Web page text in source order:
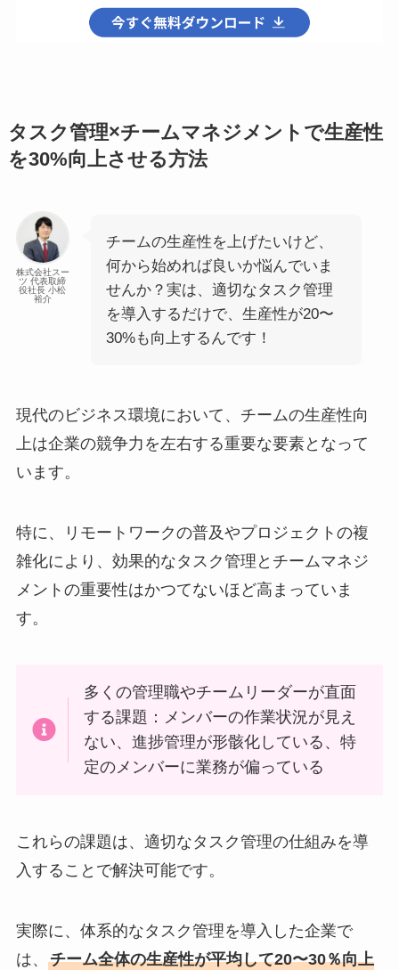
タスク管理×チームマネジメントで生産性
を30%向上させる方法
株式会社スー
ツ 代表取締
役社長 小松
裕介
チームの生産性を上げたいけど、
何から始めれば良いか悩んでいま
せんか？実は、適切なタスク管理
を導入するだけで、生産性が20〜
30%も向上するんです！
現代のビジネス環境において、チームの生産性向
上は企業の競争力を左右する重要な要素となって
います。
特に、リモートワークの普及やプロジェクトの複
雑化により、効果的なタスク管理とチームマネジ
メントの重要性はかつてないほど高まっていま
す。
多くの管理職やチームリーダーが直面
する課題：メンバーの作業状況が見え
ない、進捗管理が形骸化している、特
定のメンバーに業務が偏っている
これらの課題は、適切なタスク管理の仕組みを導
入することで解決可能です。
実際に、体系的なタスク管理を導入した企業で
は、 チーム全体の生産性が平均して20〜30％向上